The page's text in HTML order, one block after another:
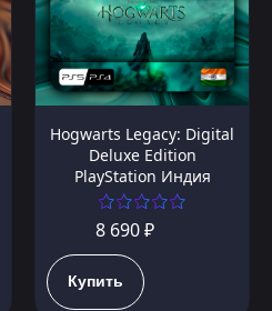
Hogwarts Legacy: Digital
Deluxe Edition
PlayStation Индия
8 690 ₽
Купить